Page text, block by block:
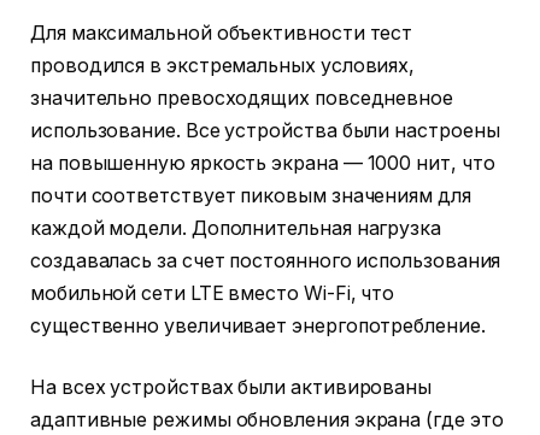
Для максимальной объективности тест
проводился в экстремальных условиях,
значительно превосходящих повседневное
использование. Все устройства были настроены
на повышенную яркость экрана — 1000 нит, что
почти соответствует пиковым значениям для
каждой модели. Дополнительная нагрузка
создавалась за счет постоянного использования
мобильной сети LTE вместо Wi-Fi, что
существенно увеличивает энергопотребление.
На всех устройствах были активированы
адаптивные режимы обновления экрана (где это